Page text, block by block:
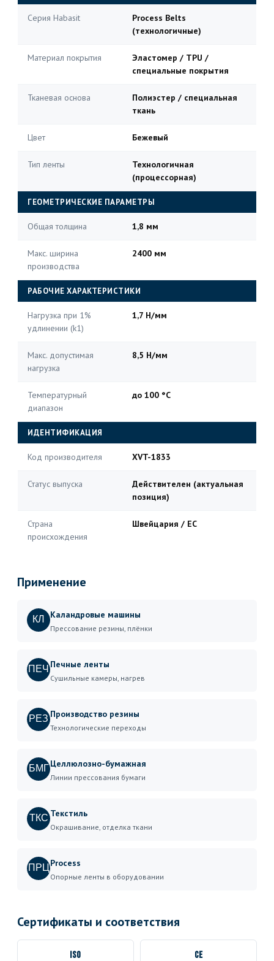
Серия Habasit
Process Belts
(технологичные)
Материал покрытия
Эластомер / TPU /
специальные покрытия
Тканевая основа
Полиэстер / специальная
ткань
Цвет Бежевый
Тип ленты
Технологичная
(процессорная)
ГЕОМЕТРИЧЕСКИЕ ПАРАМЕТРЫ
Общая толщина 1,8 мм
Макс. ширина
производства
2400 мм
РАБОЧИЕ ХАРАКТЕРИСТИКИ
Нагрузка при 1%
удлинении (k1)
1,7 Н/мм
Макс. допустимая
нагрузка
8,5 Н/мм
Температурный
диапазон
до 100 °C
ИДЕНТИФИКАЦИЯ
Код производителя XVT-1833
Статус выпуска
Действителен (актуальная
позиция)
Страна
происхождения
Швейцария / ЕС
Применение
КЛ Каландровые машины
Прессование резины, плёнки
ПЕЧ Печные ленты
Сушильные камеры, нагрев
РЕЗ Производство резины
Технологические переходы
БМГЦеллюлозно-бумажная
Линии прессования бумаги
ТКС Текстиль
Окрашивание, отделка ткани
ПРЦProcess
Опорные ленты в оборудовании
Сертификаты и соответствия
ISO CE